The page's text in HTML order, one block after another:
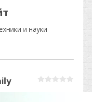
и науки